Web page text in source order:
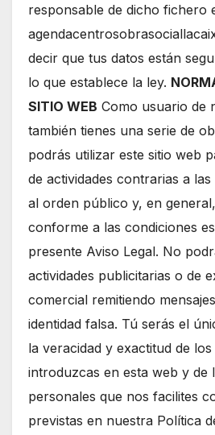
responsable de dicho fichero
decir que tus datos están
lo que establece la ley.
SITIO WEB Como usuario de
también tienes una serie de
podrás utilizar este sitio web
de actividades contrarias a
al orden público y, en
conforme a las condiciones
presente Aviso Legal. No
actividades publicitarias o de
comercial remitiendo
identidad falsa. Tú serás el
la veracidad y exactitud de
introduzcas en esta web y de
personales que nos facilites
previstas en nuestra Política